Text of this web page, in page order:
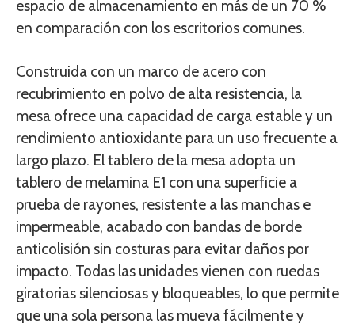
espacio de almacenamiento en más de un 70 %
en comparación con los escritorios comunes.
Construida con un marco de acero con
recubrimiento en polvo de alta resistencia, la
mesa ofrece una capacidad de carga estable y un
rendimiento antioxidante para un uso frecuente a
largo plazo. El tablero de la mesa adopta un
tablero de melamina E1 con una superficie a
prueba de rayones, resistente a las manchas e
impermeable, acabado con bandas de borde
anticolisión sin costuras para evitar daños por
impacto. Todas las unidades vienen con ruedas
giratorias silenciosas y bloqueables, lo que permite
que una sola persona las mueva fácilmente y